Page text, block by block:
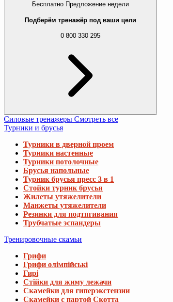
Бесплатно Предложение недели
Подберём тренажёр под ваши цели
0 800 330 295
Силовые тренажеры Смотреть все
Турники и брусья
Турники в дверной проем
Турники настенные
Турники потолочные
Брусья напольные
Турник брусья пресс 3 в 1
Стойки турник брусья
Жилеты утяжелители
Манжеты утяжелители
Резинки для подтягивания
Трубчатые эспандеры
Тренировочные скамьи
Грифи
Грифи олімпійські
Гирі
Стійки для жиму лежачи
Скамейки для гиперэкстензии
Скамейки с партой Скотта